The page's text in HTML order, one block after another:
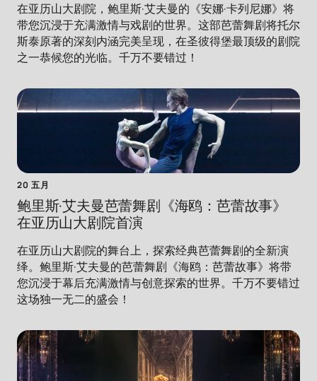
在亚历山大剧院，鲍里斯·艾夫曼的《安娜·卡列尼娜》将
带您沉浸于充满激情与戏剧的世界。这部芭蕾舞剧将托尔
斯泰原著的深刻内涵完美呈现，在圣彼得堡最顶级的剧院
之一恭候您的光临。千万不要错过！
20 五月
鲍里斯·艾夫曼芭蕾舞剧《海鸥：芭蕾故事》
在亚历山大剧院首演
在亚历山大剧院的舞台上，探索经典芭蕾舞剧的全新演
绎。鲍里斯·艾夫曼的芭蕾舞剧《海鸥：芭蕾故事》将带
您沉浸于幕后充满激情与创意探索的世界。千万不要错过
这场独一无二的盛会！